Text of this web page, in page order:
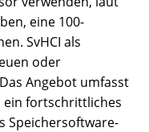
eine 100-
SvHCI als
oder
Angebot umfasst
ein fortschrittliches
Speichersoftware-